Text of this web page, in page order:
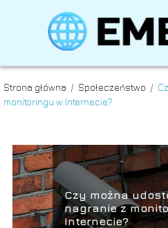
Strona główna / Społeczeństwo /
monitoringu w Internecie?
Czy można
nagranie z
Internecie?